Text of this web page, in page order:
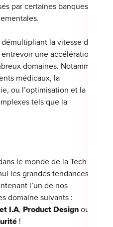
par certaines banques et
la vitesse de
une accélération
domaines. Notamment
médicaux, la
ou l’optimisation et la
tels que la
le monde de la Tech
les grandes tendances de
l’un de nos
domaine suivants :
I.A, Product Design ou
!